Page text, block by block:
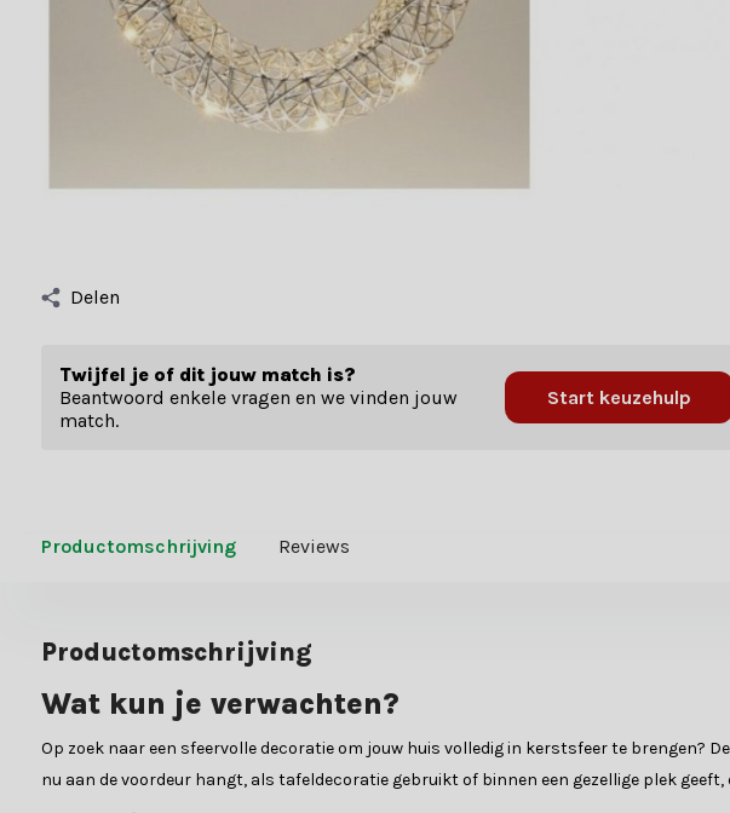
Delen
Twijfel je of dit jouw match is?
Beantwoord enkele vragen en we vinden jouw
match.
Start keuzehulp
Productomschrijving Reviews
Productomschrijving
Wat kun je verwachten?
Op zoek naar een sfeervolle decoratie om jouw huis volledig in kerstsfeer te brengen?
nu aan de voordeur hangt, als tafeldecoratie gebruikt of binnen een gezellige plek